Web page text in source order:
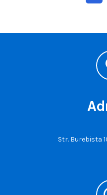
Str. Burebista